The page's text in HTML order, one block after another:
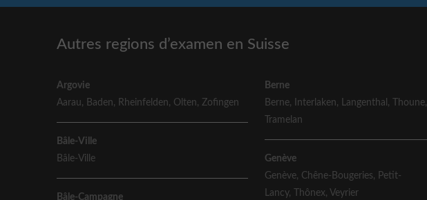
Autres regions d’examen en Suisse
Argovie
Aarau, Baden, Rheinfelden, Olten,Zofingen
Bâle-Ville
Bâle-Ville
Bâle-Campagne
Berne
Berne, Interlaken, Langenthal , Thoune,
Tramelan
Genève
Genève, Chêne-Bougeries, Petit-
Lancy, Thônex, Veyrier